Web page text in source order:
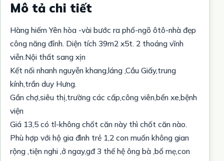
Mô tả chi tiết
Hàng hiếm Yên hòa -vài bước ra phố-ngõ ôtô-nhà đẹp
công năng đỉnh. Diện tích 39m2 x5t. 2 thoáng vĩnh
viễn.Nội thất sang xịn
Kết nối nhanh nguyễn khang,láng ,Cầu Giấy,trung
kính,trần duy Hưng.
Gần chợ,siêu thị,trường các cấp,công viên,bến xe,bệnh
viện
Giá 13,5 có tl-không chốt căn này thì chốt căn nào.
Phù hợp với hộ gia đình trẻ 1,2 con muốn không gian
rộng ,tiện nghi ,ở ngay,gđ 3 thế hệ ông bà ,bố mẹ,con